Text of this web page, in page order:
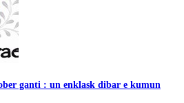
ganti : un enklask dibar e kumun